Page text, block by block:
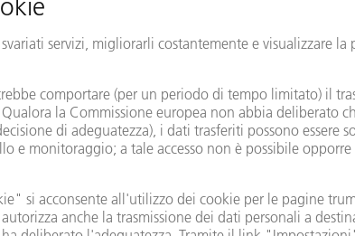
(Legge sul sistema creditizio) – esercizio
2021/2022